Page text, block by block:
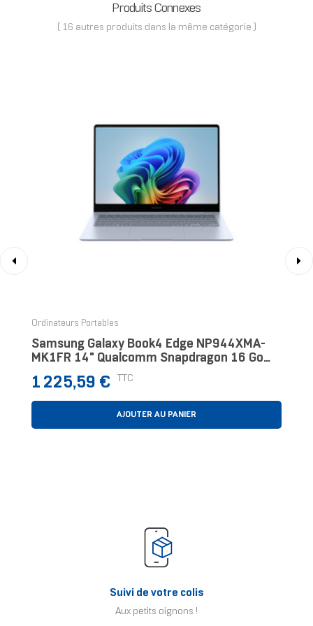
Produits Connexes
( 16 autres produits dans la même catégorie )
Ordinateurs Portables
Samsung Galaxy Book4 Edge NP944XMA-
MK1FR 14" Qualcomm Snapdragon 16 Go
Prix
1 225,59 € TTC
AJOUTER AU PANIER
Suivi de votre colis
Aux petits oignons !